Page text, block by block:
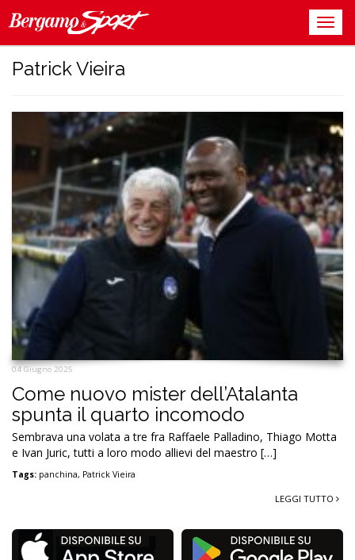
Patrick Vieira
04 Giugno 2025
Come nuovo mister dell’Atalanta
spunta il quarto incomodo
Sembrava una volata a tre fra Raffaele Palladino, Thiago Motta
e Ivan Juric, tutti a loro modo allievi del maestro […]
Tags: panchina, Patrick Vieira
LEGGI TUTTO